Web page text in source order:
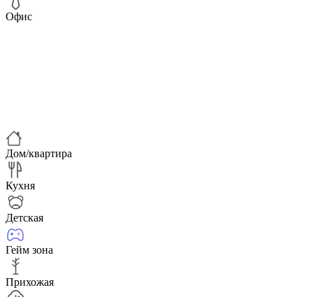
Офис
Дом/квартира
Кухня
Детская
Гейм зона
Прихожая